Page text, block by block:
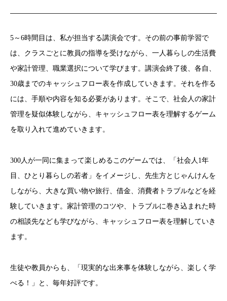
5～6時間目は、私が担当する講演会です。その前の事前学習で
は、クラスごとに教員の指導を受けながら、一人暮らしの生活費
や家計管理、職業選択について学びます。講演会終了後、各自、
30歳までのキャッシュフロー表を作成していきます。それを作る
には、手順や内容を知る必要があります。そこで、社会人の家計
管理を疑似体験しながら、キャッシュフロー表を理解するゲーム
を取り入れて進めていきます。
300人が一同に集まって楽しめるこのゲームでは、「社会人1年
目、ひとり暮らしの若者」をイメージし、先生方とじゃんけんを
しながら、大きな買い物や旅行、借金、消費者トラブルなどを経
験していきます。家計管理のコツや、トラブルに巻き込まれた時
の相談先なども学びながら、キャッシュフロー表を理解していき
ます。
生徒や教員からも、「現実的な出来事を体験しながら、楽しく学
べる！」と、毎年好評です。